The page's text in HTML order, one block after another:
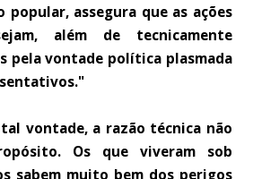
assegura que as ações
além de tecnicamente
pela vontade política plasmada
tal vontade, a razão técnica não
Os que viveram sob